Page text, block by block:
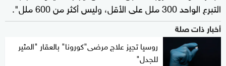
التبرع الواحد 300 ملل على الأقل، وليس أكثر من 600 ملل".
أخبار ذات صلة
روسيا تجيز علاج مرضى"كورونا" بالعقار "المثير
للجدل"